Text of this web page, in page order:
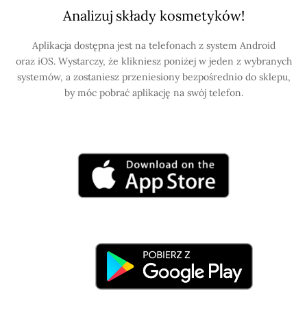
Analizuj składy kosmetyków!
Aplikacja dostępna jest na telefonach z system Android
oraz iOS. Wystarczy, że klikniesz poniżej w jeden z wybranych
systemów, a zostaniesz przeniesiony bezpośrednio do sklepu,
by móc pobrać aplikację na swój telefon.